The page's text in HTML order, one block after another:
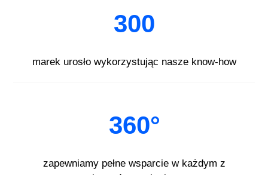
300
marek urosło wykorzystując nasze know-how
360°
zapewniamy pełne wsparcie w każdym z